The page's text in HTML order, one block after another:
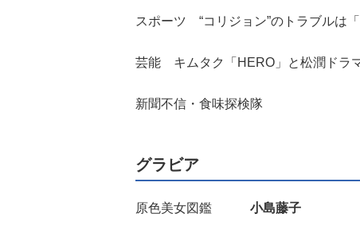
スポーツ “コリジョン”のトラブルは「
芸能 キムタク「HERO」と松潤ドラ
新聞不信・食味探検隊
グラビア
原色美女図鑑 小島藤子